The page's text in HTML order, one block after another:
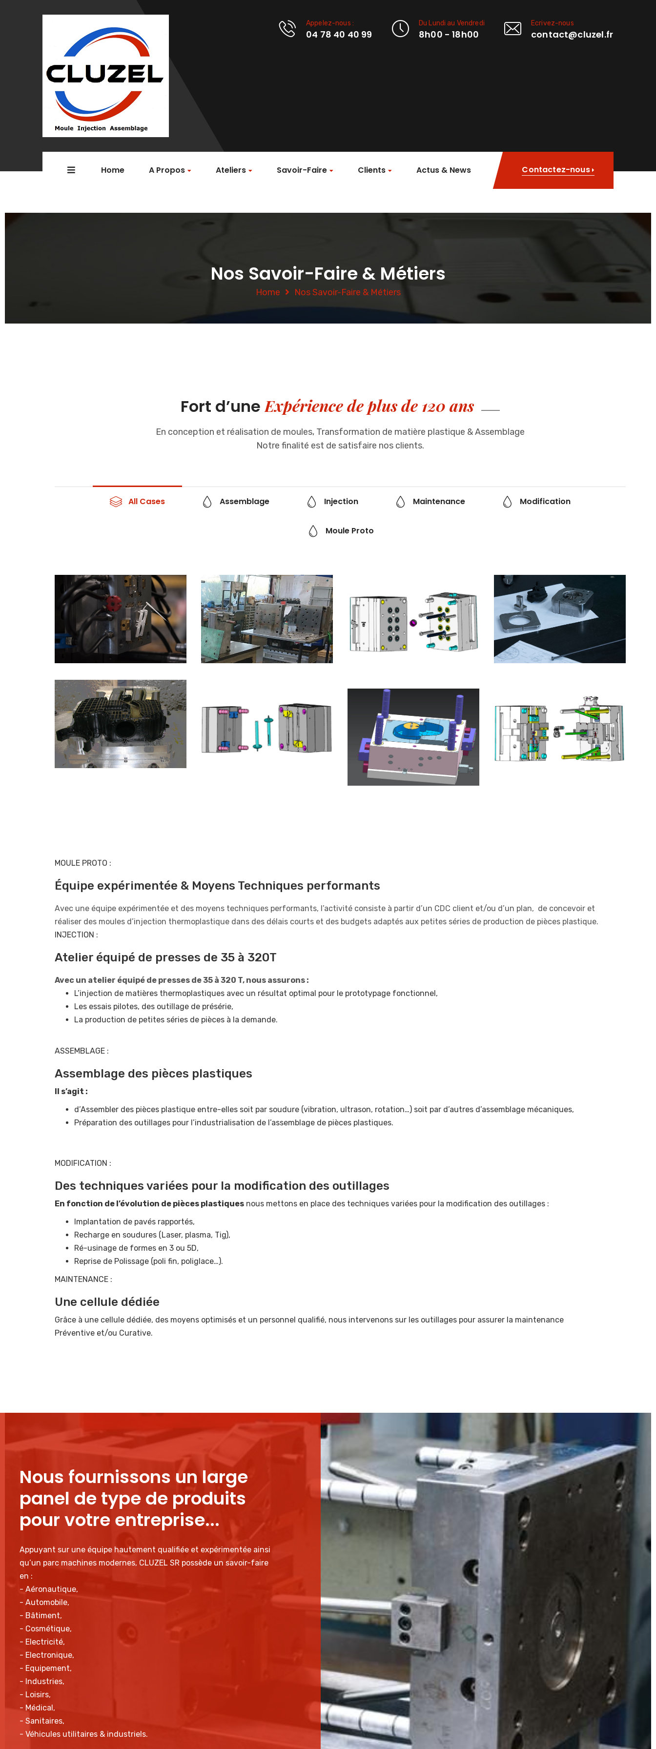
Appelez-nous :
04 78 40 40 99
Du Lundi au Vendredi
8h00 - 18h00
Ecrivez-nous
contact@cluzel.fr
Home A Propos Ateliers Savoir-Faire Clients Actus & News Contactez-nous
Nos Savoir-Faire & Métiers
Home Nos Savoir-Faire & Métiers
Fort d’une Expérience de plus de 120 ans
En conception et réalisation de moules, Transformation de matière plastique & Assemblage
Notre finalité est de satisfaire nos clients.
All Cases Assemblage Injection Maintenance Modification
Moule Proto
Injection Maintenance Moule Proto MEDICAL Modification
Assemblage Moule Proto BATIMENT Moule Proto AUTOMOBILE
Moule Proto
MOULE PROTO :
Équipe expérimentée & Moyens Techniques performants
Avec une équipe expérimentée et des moyens techniques performants, l’activité consiste à partir d’un CDC client et/ou d’un plan, de concevoir et
réaliser des moules d’injection thermoplastique dans des délais courts et des budgets adaptés aux petites séries de production de pièces plastique.
INJECTION :
Atelier équipé de presses de 35 à 320T
Avec un atelier équipé de presses de 35 à 320 T, nous assurons :
L’injection de matières thermoplastiques avec un résultat optimal pour le prototypage fonctionnel,
Les essais pilotes, des outillage de présérie,
La production de petites séries de pièces à la demande.
ASSEMBLAGE :
Assemblage des pièces plastiques
Il s’agit :
d’Assembler des pièces plastique entre-elles soit par soudure (vibration, ultrason, rotation…) soit par d’autres d’assemblage mécaniques,
Préparation des outillages pour l’industrialisation de l’assemblage de pièces plastiques.
MODIFICATION :
Des techniques variées pour la modification des outillages
En fonction de l’évolution de pièces plastiques nous mettons en place des techniques variées pour la modification des outillages :
Implantation de pavés rapportés,
Recharge en soudures (Laser, plasma, Tig),
Ré-usinage de formes en 3 ou 5D,
Reprise de Polissage (poli fin, poliglace…).
MAINTENANCE :
Une cellule dédiée
Grâce à une cellule dédiée, des moyens optimisés et un personnel qualifié, nous intervenons sur les outillages pour assurer la maintenance
Préventive et/ou Curative.
Nous fournissons un large
panel de type de produits
pour votre entreprise...
Appuyant sur une équipe hautement qualifiée et expérimentée ainsi
qu’un parc machines modernes, CLUZEL SR possède un savoir-faire
en :
- Aéronautique,
- Automobile,
- Bâtiment,
- Cosmétique,
- Electricité,
- Electronique,
- Equipement,
- Industries,
- Loisirs,
- Médical,
- Sanitaires,
- Véhicules utilitaires & industriels.